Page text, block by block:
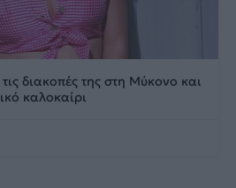
διακοπές της στη Μύκονο και
καλοκαίρι